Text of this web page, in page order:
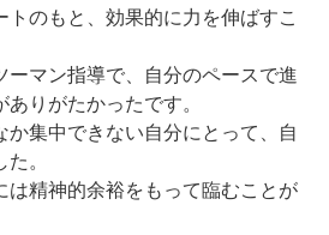
トのもと、効果的に力を伸ばすこ
ーマン指導で、自分のペースで進
りがたかったです。
か集中できない自分にとって、自
。
は精神的余裕をもって臨むことが